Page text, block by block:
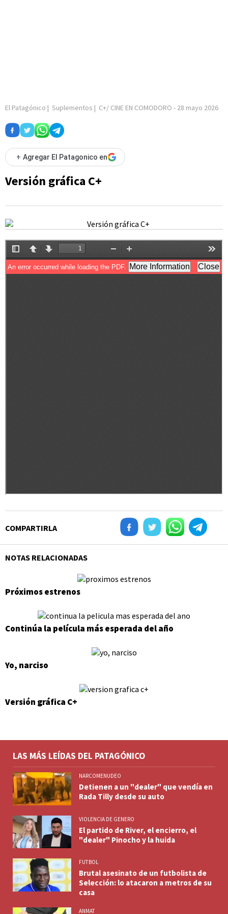
El Patagónico | Suplementos | C+/ CINE EN COMODORO - 28 mayo 2026
+ Agregar El Patagonico en
Versión gráfica C+
COMPARTIRLA
NOTAS RELACIONADAS
Próximos estrenos
Continúa la película más esperada del año
Yo, narciso
Versión gráfica C+
LAS MÁS LEÍDAS DEL PATAGÓNICO
NARCOMENUDEO
Detienen a un "dealer" que vendía en
Rada Tilly desde su auto
VIOLENCIA DE GENERO
El partido de River, el encierro, el
"dealer" Pinocho y la huida
FUTBOL
Brutal asesinato de un futbolista de
Selección: lo atacaron a metros de su
casa
ANMAT